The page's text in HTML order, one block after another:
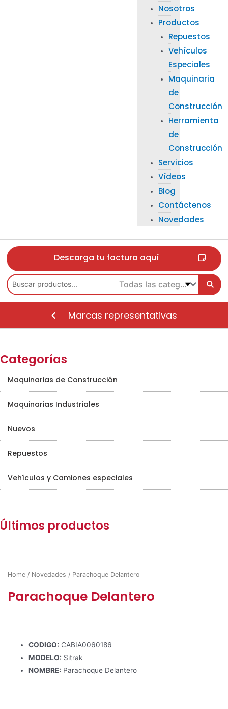
Nosotros
Productos
Repuestos
Vehículos
Especiales
Maquinaria
de
Construcción
Herramienta
de
Construcción
Servicios
Vídeos
Blog
Contáctenos
Novedades
Descarga tu factura aquí
Marcas representativas
Categorías
Maquinarias de Construcción
Maquinarias Industriales
Nuevos
Repuestos
Vehículos y Camiones especiales
Últimos productos
Home / Novedades / Parachoque Delantero
Parachoque Delantero
CODIGO: CABIA0060186
MODELO: Sitrak
NOMBRE: Parachoque Delantero